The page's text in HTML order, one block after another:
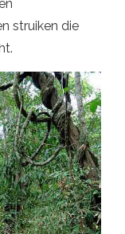
struiken die